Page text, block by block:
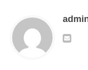
Kegiatan Musrenbang
Pemerintah Desa
Lewi Coo, Kecamatan
Banten. Dan kegiatan